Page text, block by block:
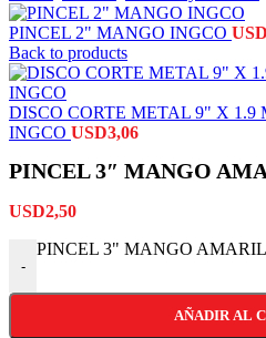
PINCEL 2" MANGO INGCO USD
Back to products
DISCO CORTE METAL 9" X 1.9
INGCO USD3,06
PINCEL 3″ MANGO
USD2,50
-
PINCEL 3" MANGO
AÑADIR AL